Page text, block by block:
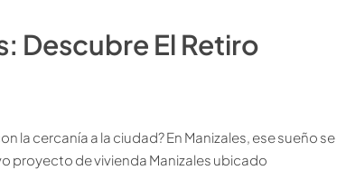
Descubre El Retiro
la cercanía a la ciudad? En Manizales, ese sueño se
proyecto de vivienda Manizales ubicado